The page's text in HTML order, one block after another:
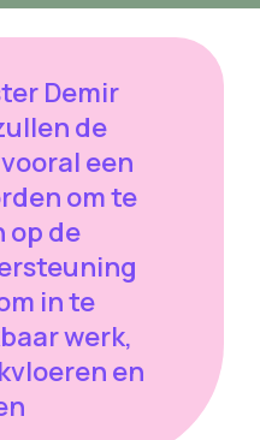
Demir
de
een
om te
op de
in te
werk,
en